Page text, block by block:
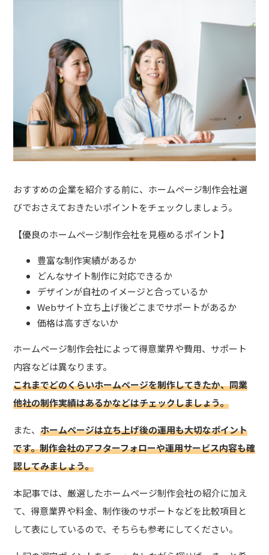
おすすめの企業を紹介する前に、ホームページ制作会社選
びでおさえておきたいポイントをチェックしましょう。
【優良のホームページ制作会社を見極めるポイント】
豊富な制作実績があるか
どんなサイト制作に対応できるか
デザインが自社のイメージと合っているか
Webサイト立ち上げ後どこまでサポートがあるか
価格は高すぎないか
ホームページ制作会社によって得意業界や費用、サポート
内容などは異なります。
これまでどのくらいホームページを制作してきたか、同業
他社の制作実績はあるかなどはチェックしましょう。
また、ホームページは立ち上げ後の運用も大切なポイント
です。制作会社のアフターフォローや運用サービス内容も確
認してみましょう。
本記事では、厳選したホームページ制作会社の紹介に加え
て、得意業界や料金、制作後のサポートなどを比較項目と
して表にしているので、そちらも参考にしてください。